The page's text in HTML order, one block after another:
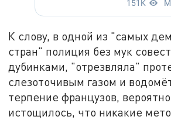
К слову, в одной из "самых
стран" полиция без мук
дубинками, "отрезвляла"
слезоточивым газом и
терпение французов,
истощилось, что никакие